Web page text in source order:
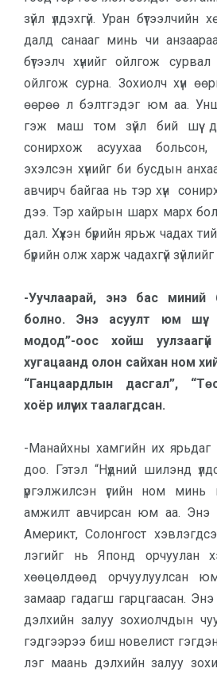
зүйл үлдэх­гүй. Уран бүтээлчийн
далд санааг минь чи
бүтээлч хүнийг ойлгож сурвал
ойлгож сурна. Зохиолч хүн
өөрөө л бэлтгэдэг юм аа.
гэж маш том зүйл бий шүү
сонирхож асуухаа боль­сон,
эхэлсэн хүнийг би бусдын
авчирч байгаа нь тэр хүн
дээ. Тэр хай­рын шарх марх
дал. Хүүхэн бүрийн ярьж чадах
бүрийн олж харж чадах­гүй
-Уучлаарай, энэ бас
болно. Энэ асуулт юм шүү.
модод”-оос хойш
хугацаанд олон сайхан ном
“Ганцаардлын дасгал”,
хоёр илүү их таалагдсан.
-Манайхны хамгийн их
доо. Гэтэл “Нүдний шилэнд
үргэл­жилсэн үгийн ном
амжилт авчирсан юм аа. Энэ
Америкт, Солон­гост
лэгийг нь Японд орчуулан
хөөцөлдөөд орчуулуул­сан
замаар гадагш гарц­гаасан.
дэл­хийн залуу зохиолчдын
гэдгээрээ биш новелист гэг­дэн
лэг маань дэл­хийн залуу